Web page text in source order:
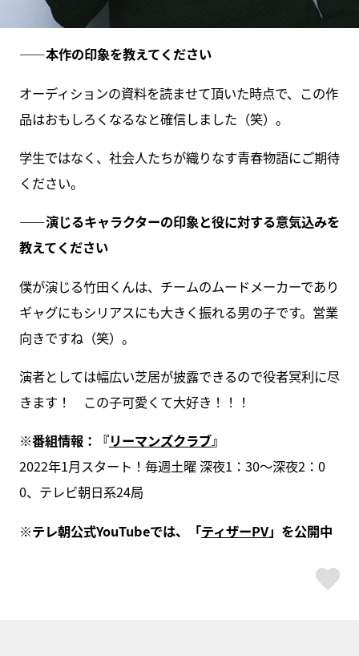
――本作の印象を教えてください
オーディションの資料を読ませて頂いた時点で、この作
品はおもしろくなるなと確信しました（笑）。
学生ではなく、社会人たちが織りなす青春物語にご期待
ください。
――演じるキャラクターの印象と役に対する意気込みを
教えてください
僕が演じる竹田くんは、チームのムードメーカーであり
ギャグにもシリアスにも大きく振れる男の子です。営業
向きですね（笑）。
演者としては幅広い芝居が披露できるので役者冥利に尽
きます！ この子可愛くて大好き！！！
※番組情報：『リーマンズクラブ』
2022年1月スタート！毎週土曜 深夜1：30～深夜2：0
0、テレビ朝日系24局
※テレ朝公式YouTubeでは、「ティザーPV」を公開中